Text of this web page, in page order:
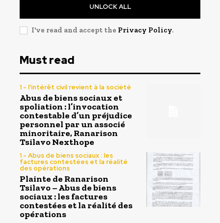
UNLOCK ALL
I've read and accept the Privacy Policy.
Must read
1 - l'intérêt civil revient à la société
Abus de biens sociaux et
spoliation : l’invocation
contestable d’un préjudice
personnel par un associé
minoritaire, Ranarison
Tsilavo Nexthope
1 - Abus de biens sociaux : les
factures contestées et la réalité
des opérations
Plainte de Ranarison
Tsilavo – Abus de biens
sociaux : les factures
contestées et la réalité des
opérations